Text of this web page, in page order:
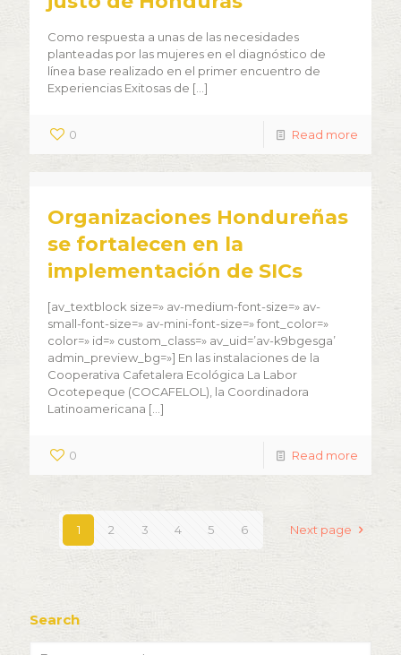
Como respuesta a unas de las necesidades
planteadas por las mujeres en el diagnóstico de
línea base realizado en el primer encuentro de
Experiencias Exitosas de […]
0 Read more
Organizaciones Hondureñas
se fortalecen en la
implementación de SICs
[av_textblock size=» av-medium-font-size=» av-
small-font-size=» av-mini-font-size=» font_color=»
color=» id=» custom_class=» av_uid=’av-k9bgesga’
admin_preview_bg=»] En las instalaciones de la
Cooperativa Cafetalera Ecológica La Labor
Ocotepeque (COCAFELOL), la Coordinadora
Latinoamericana […]
0 Read more
1 2 3 4 5 6 Next page
Search